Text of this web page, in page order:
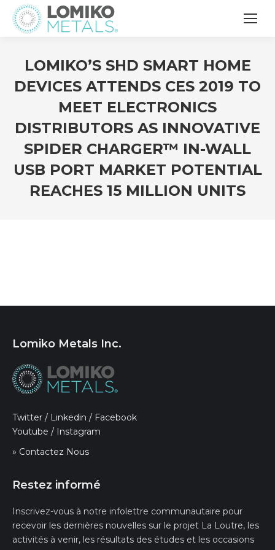
LOMIKO’S SHD SMART HOME
DEVICES ATTENDS CES 2019 TO
MEET ELECTRONICS
DISTRIBUTORS AS INNOVATIVE
SPIDER CHARGER™ IN-WALL
USB PORT MARKET POTENTIAL
REACHES 15 MILLION UNITS
Lomiko Metals Inc.
Twitter / Linkedin / Facebook
Youtube / Instagram
» Contactez Nous
Restez informé
Inscrivez-vous à notre infolettre communautaire pour
recevoir les dernières nouvelles sur le projet La Loutre, les
activités à venir, les résultats des études et les occasions